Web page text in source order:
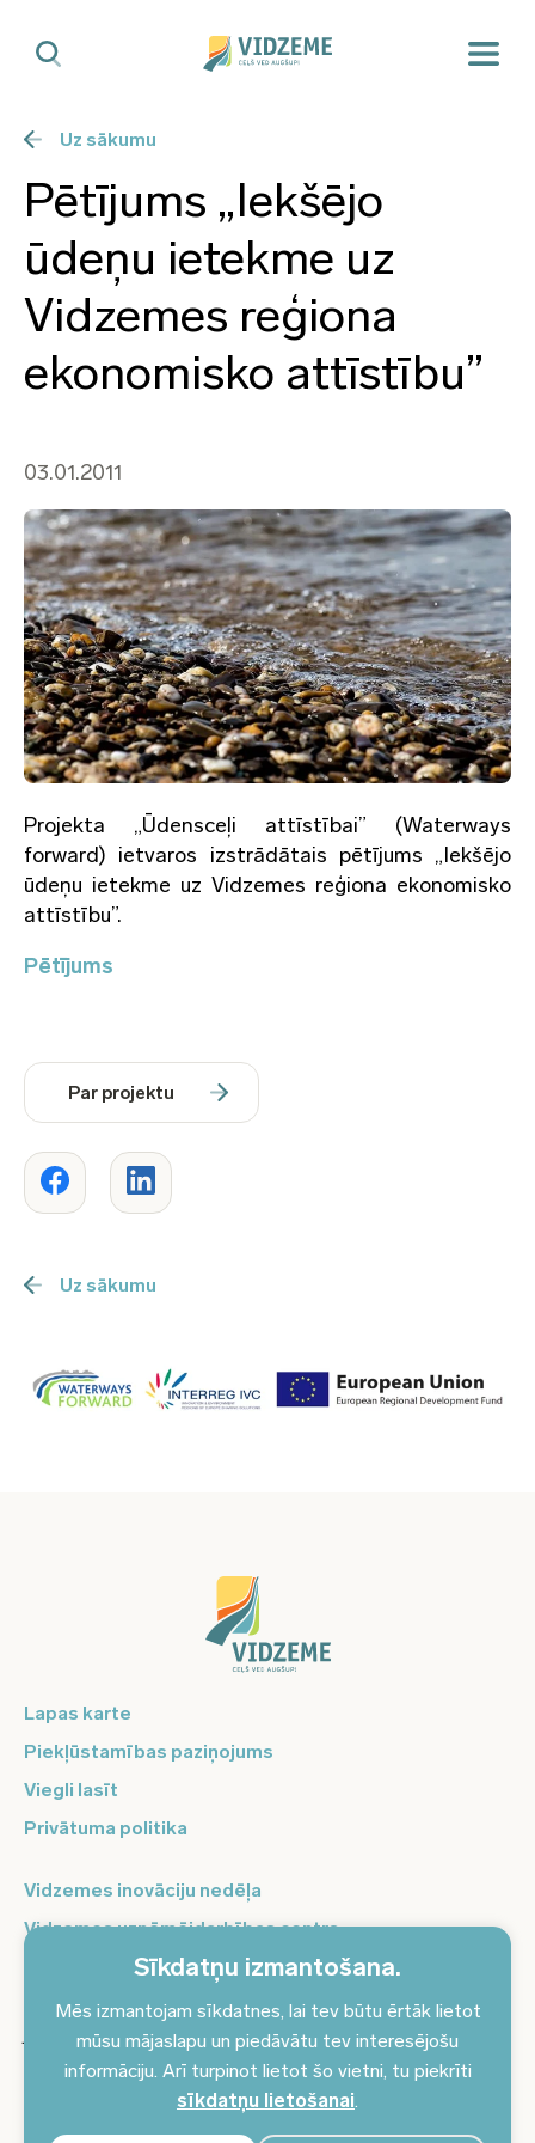
Sīkdatņu izmantošana.
Mēs izmantojam sīkdatnes, lai tev būtu ērtāk lietot
mūsu mājaslapu un piedāvātu tev interesējošu
informāciju. Arī turpinot lietot šo vietni, tu piekrīti
sīkdatņu lietošanai.
Uz sākumu
Pētījums „Iekšējo
ūdeņu ietekme uz
Vidzemes reģiona
ekonomisko attīstību”
03.01.2011
Projekta „Ūdensceļi attīstībai” (Waterways
forward) ietvaros izstrādātais pētījums „Iekšējo
ūdeņu ietekme uz Vidzemes reģiona ekonomisko
attīstību”.
Pētījums
Par projektu
Uz sākumu
Lapas karte
Piekļūstamības paziņojums
Viegli lasīt
Privātuma politika
Vidzemes inovāciju nedēļa
Vidzemes uzņēmējdarbības centrs
Balso Vidzeme
Pierakstieties jaunumiem un saņemiet aktuālākos
jaunumus savā e-pastā!
Pieteikties jaunumiem